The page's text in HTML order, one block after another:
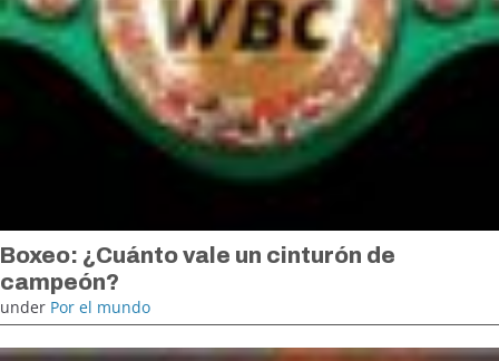
Boxeo: ¿Cuánto vale un cinturón de
campeón?
under Por el mundo